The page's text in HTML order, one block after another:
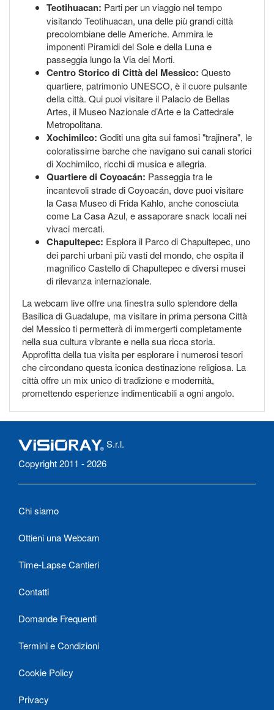
Teotihuacan: Parti per un viaggio nel tempo
visitando Teotihuacan, una delle più grandi città
precolombiane delle Americhe. Ammira le
imponenti Piramidi del Sole e della Luna e
passeggia lungo la Via dei Morti.
Centro Storico di Città del Messico: Questo
quartiere, patrimonio UNESCO, è il cuore pulsante
della città. Qui puoi visitare il Palacio de Bellas
Artes, il Museo Nazionale d’Arte e la Cattedrale
Metropolitana.
Xochimilco: Goditi una gita sui famosi "trajinera", le
coloratissime barche che navigano sui canali storici
di Xochimilco, ricchi di musica e allegria.
Quartiere di Coyoacán: Passeggia tra le
incantevoli strade di Coyoacán, dove puoi visitare
la Casa Museo di Frida Kahlo, anche conosciuta
come La Casa Azul, e assaporare snack locali nei
vivaci mercati.
Chapultepec: Esplora il Parco di Chapultepec, uno
dei parchi urbani più vasti del mondo, che ospita il
magnifico Castello di Chapultepec e diversi musei
di rilevanza internazionale.
La webcam live offre una finestra sullo splendore della
Basilica di Guadalupe, ma visitare in prima persona Città
del Messico ti permetterà di immergerti completamente
nella sua cultura vibrante e nella sua ricca storia.
Approfitta della tua visita per esplorare i numerosi tesori
che circondano questa iconica destinazione religiosa. La
città offre un mix unico di tradizione e modernità,
promettendo esperienze indimenticabili a ogni angolo.
S.r.l.
Copyright 2011 - 2026
Chi siamo
Ottieni una Webcam
Time-Lapse Cantieri
Contatti
Domande Frequenti
Termini e Condizioni
Cookie Policy
Privacy